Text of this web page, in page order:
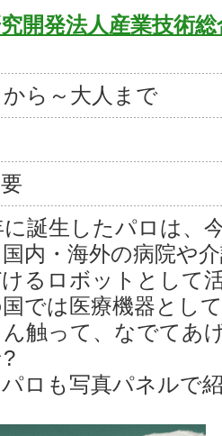
開発法人産業技術
ら～大人まで
に誕生したパロは、
内・海外の病院や
るロボットとして
では医療機器とし
触って、なでてあ
ロも写真パネルで